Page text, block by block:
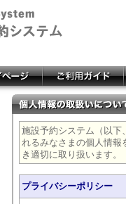
施設予約システム（以下
れるみなさまの個人情報
き適切に取り扱います。
プライバシーポリシー